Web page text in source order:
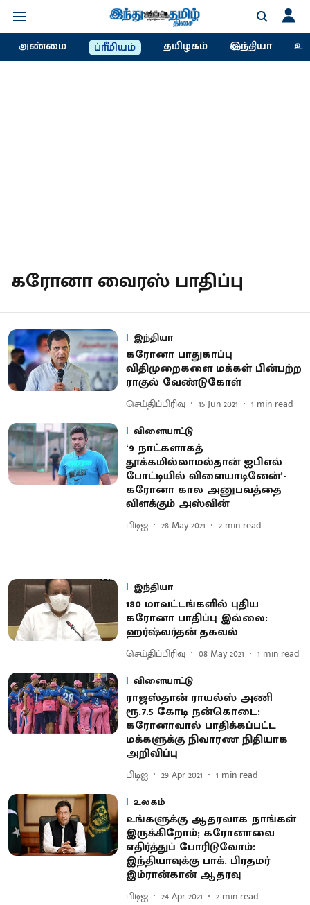
அண்மை ப்ரீமியம் தமிழகம் இந்தியா
கரோனா வைரஸ் பாதிப்பு
இந்தியா
கரோனா பாதுகாப்பு
விதிமுறைகளை மக்கள் பின்பற்ற
ராகுல் வேண்டுகோள்
செய்திப்பிரிவு 15 Jun 2021 1 min read
விளையாட்டு
‘9 நாட்களாகத்
தூக்கமில்லாமல்தான் ஐபிஎல்
போட்டியில் விளையாடினேன்’-
கரோனா கால அனுபவத்தை
விளக்கும் அஸ்வின்
பிடிஐ 28 May 2021 2 min read
இந்தியா
180 மாவட்டங்களில் புதிய
கரோனா பாதிப்பு இல்லை:
ஹர்ஷ்வர்தன் தகவல்
செய்திப்பிரிவு 08 May 2021 1 min read
விளையாட்டு
ராஜஸ்தான் ராயல்ஸ் அணி
ரூ.7.5 கோடி நன்கொடை:
கரோனாவால் பாதிக்கப்பட்ட
மக்களுக்கு நிவாரண நிதியாக
அறிவிப்பு
பிடிஐ 29 Apr 2021 1 min read
உலகம்
உங்களுக்கு ஆதரவாக நாங்கள்
இருக்கிறோம்; கரோனாவை
எதிர்த்துப் போரிடுவோம்:
இந்தியாவுக்கு பாக். பிரதமர்
இம்ரான்கான் ஆதரவு
பிடிஐ 24 Apr 2021 2 min read